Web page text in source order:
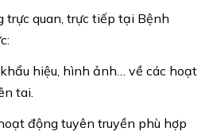
trực quan, trực tiếp tại Bệnh
hiệu, hình ảnh… về các hoạt
tai.
động tuyên truyền phù hợp